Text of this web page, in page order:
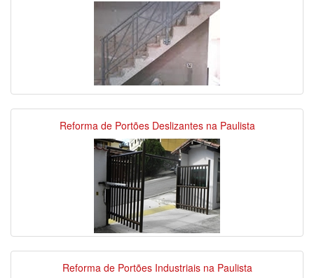
Reforma de Portões Deslizantes na Paulista
Reforma de Portões Industriais na Paulista